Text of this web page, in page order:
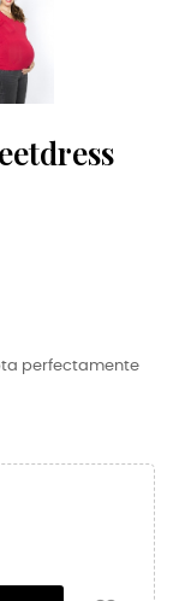
perfectamente